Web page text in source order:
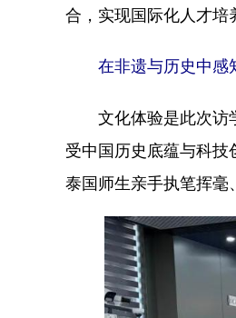
合，实现国际化人才培
在非遗与历史中感
文化体验是此次访学
受中国历史底蕴与科
泰国师生亲手执笔挥毫